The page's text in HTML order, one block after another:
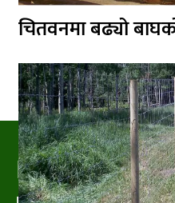
चितवनमा बढ्यो